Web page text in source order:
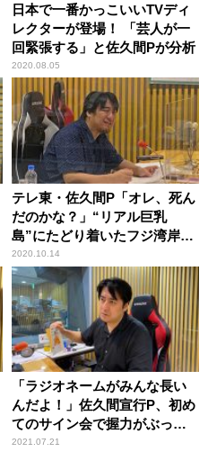
日本で一番かっこいいTVディ
レクターが登場！ 「芸人が一
回緊張する」と佐久間Pが分析
2020.08.05
テレ東・佐久間P「オレ、死ん
だのかな？」“リアル巨乳
島”にたどり着いたフジ湾岸ス
タジオでの迷子事件
2020.10.14
「ラジオネームがみんな長い
んだよ！」佐久間宣行P、初め
てのサイン会で握力がぶっ壊
れる
2021.07.21